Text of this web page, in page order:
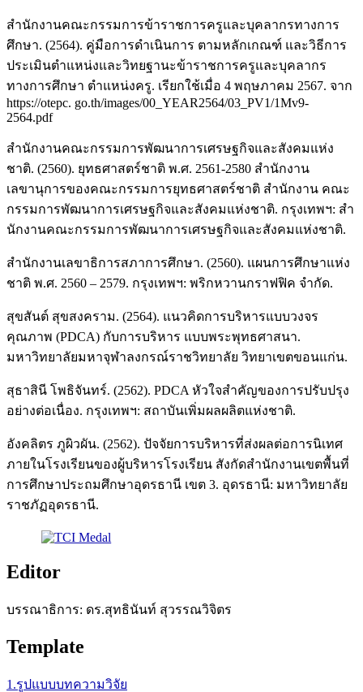
สำนักงานคณะกรรมการข้าราชการครูและบุคลากรทางการ
ศึกษา. (2564). คู่มือการดำเนินการ ตามหลักเกณฑ์ และวิธีการ
ประเมินตำแหน่งและวิทยฐานะข้าราชการครูและบุคลากร
ทางการศึกษา ตำแหน่งครู. เรียกใช้เมื่อ 4 พฤษภาคม 2567. จาก
https://otepc. go.th/images/00_YEAR2564/03_PV1/1Mv9-
2564.pdf
สํานักงานคณะกรรมการพัฒนาการเศรษฐกิจและสังคมแห่ง
ชาติ. (2560). ยุทธศาสตร์ชาติ พ.ศ. 2561-2580 สํานักงาน
เลขานุการของคณะกรรมการยุทธศาสตร์ชาติ สํานักงาน คณะ
กรรมการพัฒนาการเศรษฐกิจและสังคมแห่งชาติ. กรุงเทพฯ: สํา
นักงานคณะกรรมการพัฒนาการเศรษฐกิจและสังคมแห่งชาติ.
สำนักงานเลขาธิการสภาการศึกษา. (2560). แผนการศึกษาแห่ง
ชาติ พ.ศ. 2560 – 2579. กรุงเทพฯ: พริกหวานกราฟฟิค จำกัด.
สุขสันต์ สุขสงคราม. (2564). แนวคิดการบริหารแบบวงจร
คุณภาพ (PDCA) กับการบริหาร แบบพระพุทธศาสนา.
มหาวิทยาลัยมหาจุฬาลงกรณ์ราชวิทยาลัย วิทยาเขตขอนแก่น.
สุธาสินี โพธิจันทร์. (2562). PDCA หัวใจสำคัญของการปรับปรุง
อย่างต่อเนื่อง. กรุงเทพฯ: สถาบันเพิ่มผลผลิตแห่งชาติ.
อังคลิตร ภูผิวผัน. (2562). ปัจจัยการบริหารที่ส่งผลต่อการนิเทศ
ภายในโรงเรียนของผู้บริหารโรงเรียน สังกัดสำนักงานเขตพื้นที่
การศึกษาประถมศึกษาอุดรธานี เขต 3. อุดรธานี: มหาวิทยาลัย
ราชภัฏอุดรธานี.
Editor
บรรณาธิการ: ดร.สุทธินันท์ สุวรรณวิจิตร
Template
1.รูปแบบบทความวิจัย